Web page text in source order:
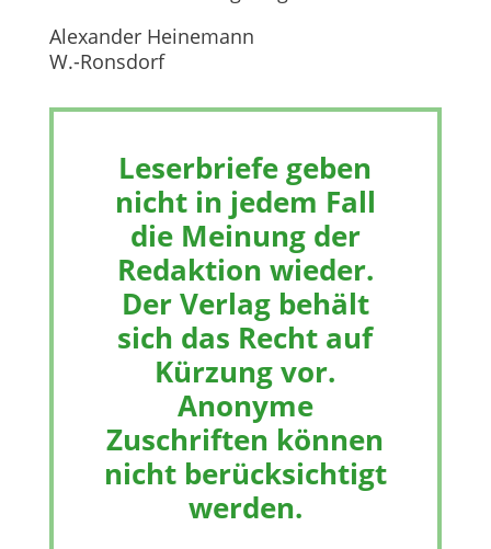
Alexander Heinemann
W.-Ronsdorf
Leserbriefe geben
nicht in jedem Fall
die Meinung der
Redaktion wieder.
Der Verlag behält
sich das Recht auf
Kürzung vor.
Anonyme
Zuschriften können
nicht berücksichtigt
werden.